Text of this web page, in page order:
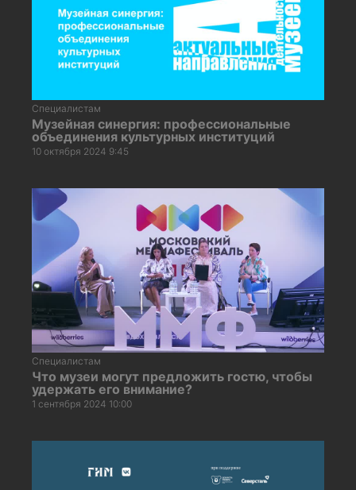
Специалистам
Музейная синергия: профессиональные
объединения культурных институций
10 октября 2024 9:45
Специалистам
Что музеи могут предложить гостю, чтобы
удержать его внимание?
1 сентября 2024 10:00